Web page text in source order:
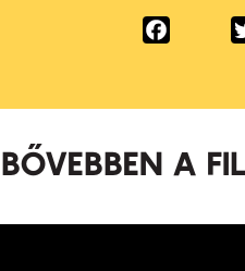
BŐVEBBEN A